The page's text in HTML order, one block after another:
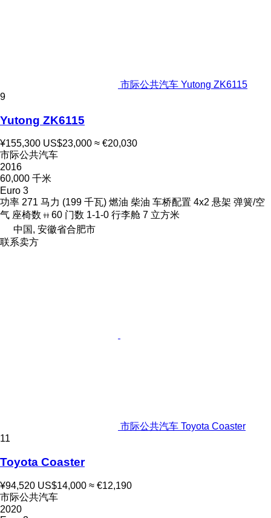
市际公共汽车 Yutong ZK6115
9
Yutong ZK6115
¥155,300 US$23,000 ≈ €20,030
市际公共汽车
2016
60,000 千米
Euro 3
功率 271 马力 (199 千瓦) 燃油 柴油 车桥配置 4x2 悬架 弹簧/空
气 座椅数 60 门数 1-1-0 行李舱 7 立方米
中国, 安徽省合肥市
联系卖方
市际公共汽车 Toyota Coaster
11
Toyota Coaster
¥94,520 US$14,000 ≈ €12,190
市际公共汽车
2020